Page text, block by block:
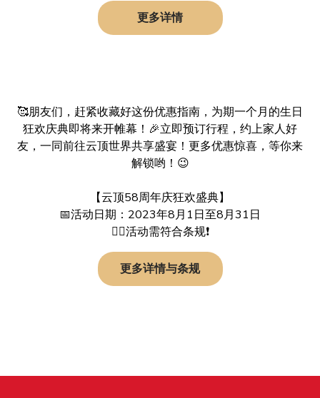
更多详情
🥰朋友们，赶紧收藏好这份优惠指南，为期一个月的生日
狂欢庆典即将来开帷幕！🎉立即预订行程，约上家人好
友，一同前往云顶世界共享盛宴！更多优惠惊喜，等你来
解锁哟！😉
【云顶58周年庆狂欢盛典】
📅活动日期：2023年8月1日至8月31日
👉🏻活动需符合条规❗️
更多详情与条规